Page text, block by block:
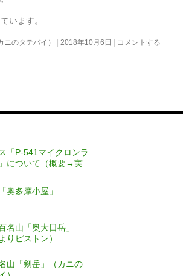
います。
のタテバイ） 2018年10月6日 コメントする
「P-541マイクロンラ
について（概要→実
奥多摩小屋」
名山「奥大日岳」
りピストン）
山「剱岳」（カニの